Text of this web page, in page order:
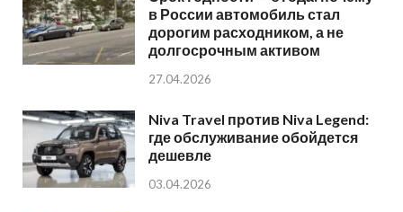
в России автомобиль стал
дорогим расходником, а не
долгосрочным активом
27.04.2026
Niva Travel против Niva Legend:
где обслуживание обойдется
дешевле
03.04.2026